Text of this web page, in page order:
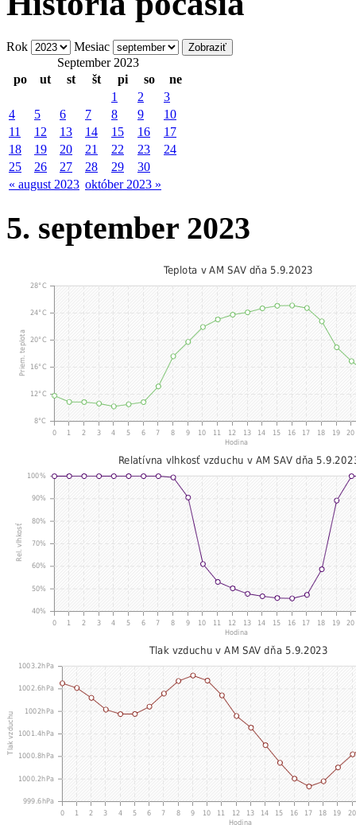
Rok
Mesiac
September 2023
po
ut st št pi so ne
« august 2023 október 2023 »
1 2
3
4
5 6 7 8 9
10
11
12 13 14 15 16
17
18
19 20 21 22 23
24
25
26 27 28 29 30
5. september 2023